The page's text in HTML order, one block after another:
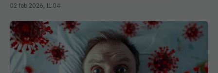
02 feb 2026, 11:04